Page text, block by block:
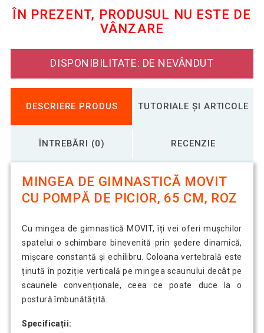
Minge de gimnastică MOVIT cu
Mingea gimnastică cu pompă de
picior MOVIT , 65 cm,violet
ÎN PREZENT, PRODUSUL NU ESTE DE
VÂNZARE
DISPONIBILITATE: DE NEVÂNDUT
DESCRIERE PRODUS TUTORIALE ȘI ARTICOLE
ÎNTREBĂRI (0) RECENZIE
MINGEA DE GIMNASTICĂ MOVIT
CU POMPĂ DE PICIOR, 65 CM, ROZ
Cu mingea de gimnastică MOVIT, îți vei oferi mușchilor
spatelui o schimbare binevenită prin ședere dinamică,
mișcare constantă și echilibru. Coloana vertebrală este
ținută în poziție verticală pe mingea scaunului decât pe
scaunele convenționale, ceea ce poate duce la o
postură îmbunătățită.
Specificații: